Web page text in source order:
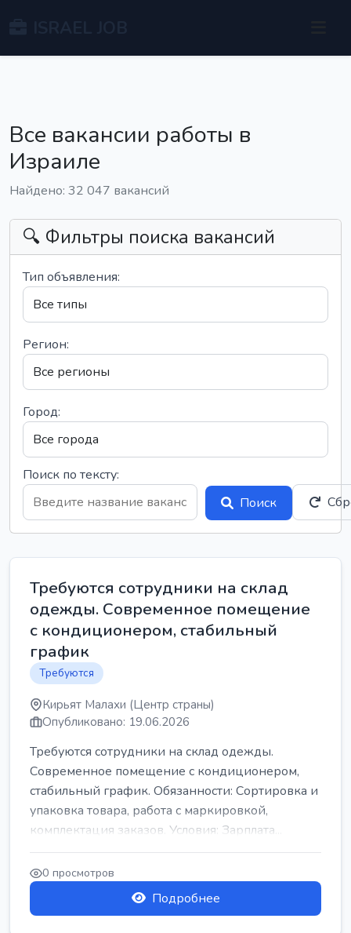
Все вакансии работы в
Израиле
Найдено: 32 047 вакансий
🔍 Фильтры поиска вакансий
Тип объявления:
Регион:
Город:
Поиск по тексту:
Поиск
Требуются сотрудники на склад
одежды. Современное помещение
с кондиционером, стабильный
график
Требуются
Кирьят Малахи (Центр страны)
Опубликовано: 19.06.2026
Требуются сотрудники на склад одежды.
Современное помещение с кондиционером,
стабильный график. Обязанности: Сортировка и
упаковка товара, работа с маркировкой,
комплектация заказов. Условия: Зарплата...
0 просмотров
Подробнее